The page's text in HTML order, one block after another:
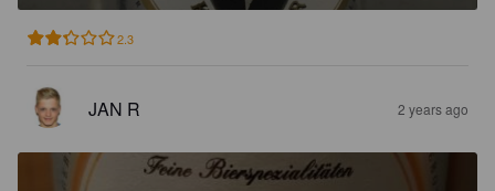
2.3
JAN R 2 years ago